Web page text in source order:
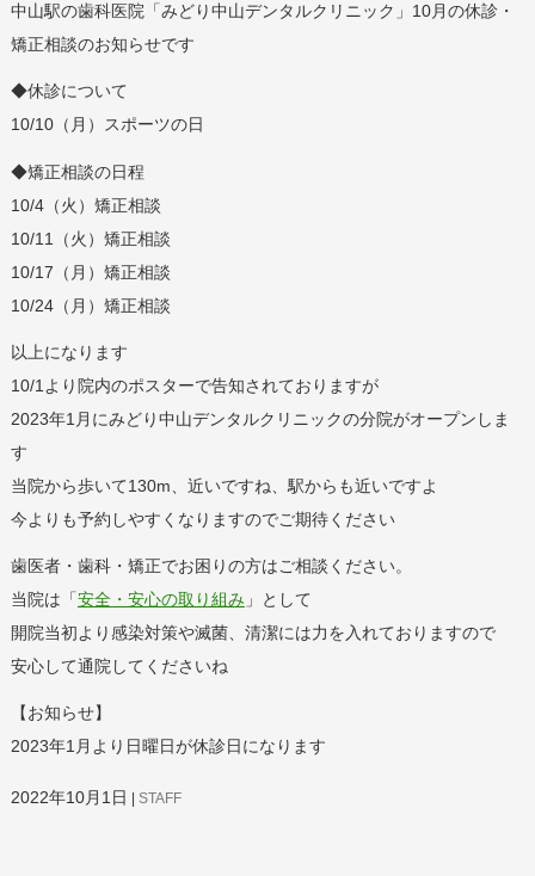
中山駅の歯科医院「みどり中山デンタルクリニック」10月の休診・
矯正相談のお知らせです
◆休診について
10/10（月）スポーツの日
◆矯正相談の日程
10/4（火）矯正相談
10/11（火）矯正相談
10/17（月）矯正相談
10/24（月）矯正相談
以上になります
10/1より院内のポスターで告知されておりますが
2023年1月にみどり中山デンタルクリニックの分院がオープンしま
す
当院から歩いて130m、近いですね、駅からも近いですよ
今よりも予約しやすくなりますのでご期待ください
歯医者・歯科・矯正でお困りの方はご相談ください。
当院は「安全・安心の取り組み 」として
開院当初より感染対策や滅菌、清潔には力を入れておりますので
安心して通院してくださいね
【お知らせ】
2023年1月より日曜日が休診日になります
2022年10月1日 STAFF